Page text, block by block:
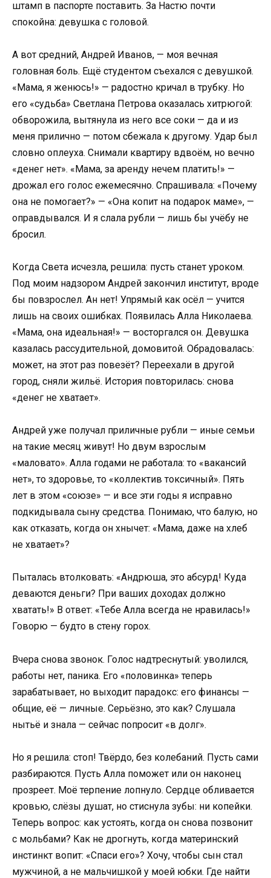
штамп в паспорте поставить. За Настю почти
спокойна: девушка с головой.
А вот средний, Андрей Иванов, — моя вечная
головная боль. Ещё студентом съехался с девушкой.
«Мама, я женюсь!» — радостно кричал в трубку. Но
его «судьба» Светлана Петрова оказалась хитрюгой:
обворожила, вытянула из него все соки — да и из
меня прилично — потом сбежала к другому. Удар был
словно оплеуха. Снимали квартиру вдвоём, но вечно
«денег нет». «Мама, за аренду нечем платить!» —
дрожал его голос ежемесячно. Спрашивала: «Почему
она не помогает?» — «Она копит на подарок маме», —
оправдывался. И я слала рубли — лишь бы учёбу не
бросил.
Когда Света исчезла, решила: пусть станет уроком.
Под моим надзором Андрей закончил институт, вроде
бы повзрослел. Ан нет! Упрямый как осёл — учится
лишь на своих ошибках. Появилась Алла Николаева.
«Мама, она идеальная!» — восторгался он. Девушка
казалась рассудительной, домовитой. Обрадовалась:
может, на этот раз повезёт? Переехали в другой
город, сняли жильё. История повторилась: снова
«денег не хватает».
Андрей уже получал приличные рубли — иные семьи
на такие месяц живут! Но двум взрослым
«маловато». Алла годами не работала: то «вакансий
нет», то здоровье, то «коллектив токсичный». Пять
лет в этом «союзе» — и все эти годы я исправно
подкидывала сыну средства. Понимаю, что балую, но
как отказать, когда он хнычет: «Мама, даже на хлеб
не хватает»?
Пыталась втолковать: «Андрюша, это абсурд! Куда
деваются деньги? При ваших доходах должно
хватать!» В ответ: «Тебе Алла всегда не нравилась!»
Говорю — будто в стену горох.
Вчера снова звонок. Голос надтреснутый: уволился,
работы нет, паника. Его «половинка» теперь
зарабатывает, но выходит парадокс: его финансы —
общие, её — личные. Серьёзно, это как? Слушала
нытьё и знала — сейчас попросит «в долг».
Но я решила: стоп! Твёрдо, без колебаний. Пусть сами
разбираются. Пусть Алла поможет или он наконец
прозреет. Моё терпение лопнуло. Сердце обливается
кровью, слёзы душат, но стиснула зубы: ни копейки.
Теперь вопрос: как устоять, когда он снова позвонит
с мольбами? Как не дрогнуть, когда материнский
инстинкт вопит: «Спаси его»? Хочу, чтобы сын стал
мужчиной, а не мальчишкой у моей юбки. Где найти